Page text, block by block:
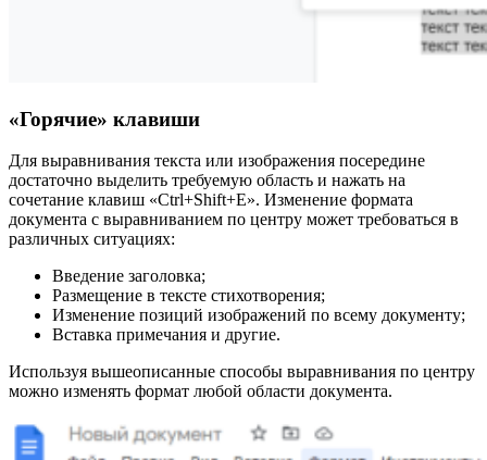
«Горячие» клавиши
Для выравнивания текста или изображения посередине
достаточно выделить требуемую область и нажать на
сочетание клавиш «Ctrl+Shift+E». Изменение формата
документа с выравниванием по центру может требоваться в
различных ситуациях:
Введение заголовка;
Размещение в тексте стихотворения;
Изменение позиций изображений по всему документу;
Вставка примечания и другие.
Используя вышеописанные способы выравнивания по центру
можно изменять формат любой области документа.